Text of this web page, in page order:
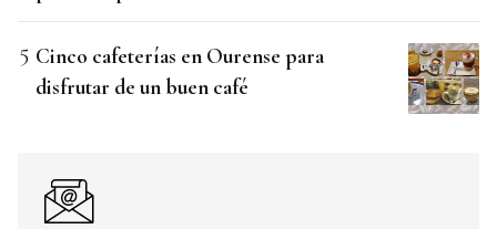
Cinco cafeterías en Ourense para
disfrutar de un buen café